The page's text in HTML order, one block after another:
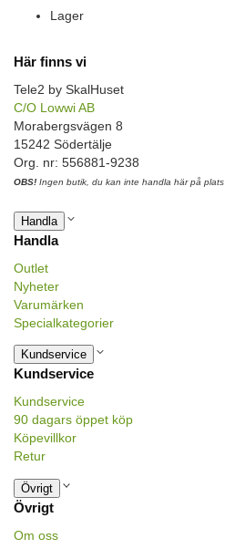
Lager
Här finns vi
Tele2 by SkalHuset
C/O Lowwi AB
Morabergsvägen 8
15242 Södertälje
Org. nr: 556881-9238
OBS! Ingen butik, du kan inte handla här på plats
Handla
Handla
Outlet
Nyheter
Varumärken
Specialkategorier
Kundservice
Kundservice
Kundservice
90 dagars öppet köp
Köpevillkor
Retur
Övrigt
Övrigt
Om oss